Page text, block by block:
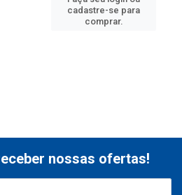
cadastre-se para
comprar.
nossas ofertas!